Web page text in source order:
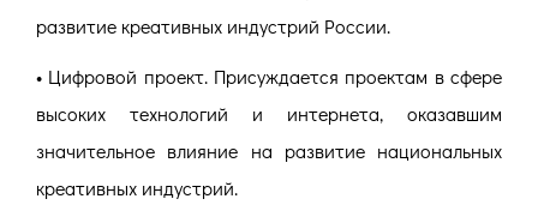
развитие креативных индустрий России.
• Цифровой проект. Присуждается проектам в сфере
высоких технологий и интернета, оказавшим
значительное влияние на развитие национальных
креативных индустрий.